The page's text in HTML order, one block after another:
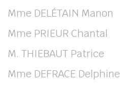
Mme DELÉTAIN Manon
Mme PRIEUR Chantal
M. THIEBAUT Patrice
Mme DEFRACE Delphine